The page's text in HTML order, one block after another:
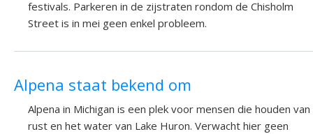
festivals. Parkeren in de zijstraten rondom de Chisholm
Street is in mei geen enkel probleem.
Alpena staat bekend om
Alpena in Michigan is een plek voor mensen die houden van
rust en het water van Lake Huron. Verwacht hier geen